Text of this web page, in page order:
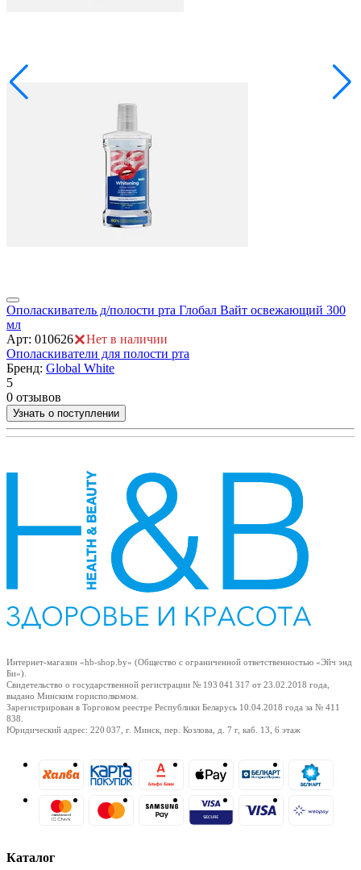
Ополаскиватель д/полости рта Глобал Вайт освежающий 300
мл
Арт: 010626
Нет в наличии
Ополаскиватели для полости рта
Бренд: Global White
5
0 отзывов
Узнать о поступлении
Интернет-магазин «hb-shop.by» (Общество с ограниченной ответственностью «Эйч энд
Би»).
Свидетельство о государственной регистрации № 193 041 317 от 23.02.2018 года,
выдано Минским горисполкомом.
Зарегистрирован в Торговом реестре Республики Беларусь 10.04.2018 года за № 411
838.
Юридический адрес: 220 037, г. Минск, пер. Козлова, д. 7 г, каб. 13, 6 этаж
Каталог